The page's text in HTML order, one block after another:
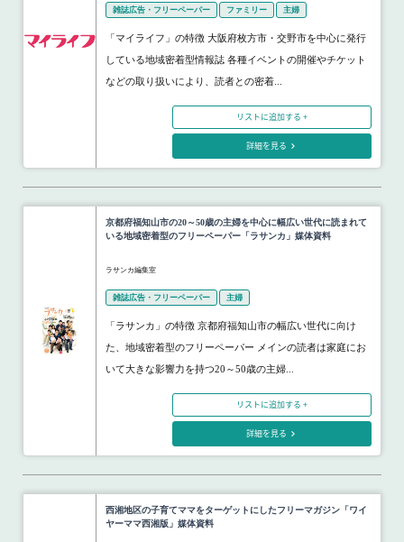
雑誌広告・フリーペーパー ファミリー 主婦
「マイライフ」の特徴 大阪府枚方市・交野市を中心に発行
している地域密着型情報誌 各種イベントの開催やチケット
などの取り扱いにより、読者との密着...
リストに追加する +
詳細を見る
京都府福知山市の20～50歳の主婦を中心に幅広い世代に読まれて
いる地域密着型のフリーペーパー「ラサンカ」媒体資料
ラサンカ編集室
雑誌広告・フリーペーパー 主婦
「ラサンカ」の特徴 京都府福知山市の幅広い世代に向け
た、地域密着型のフリーペーパー メインの読者は家庭にお
いて大きな影響力を持つ20～50歳の主婦...
リストに追加する +
詳細を見る
西湘地区の子育てママをターゲットにしたフリーマガジン「ワイ
ヤーママ西湘版」媒体資料